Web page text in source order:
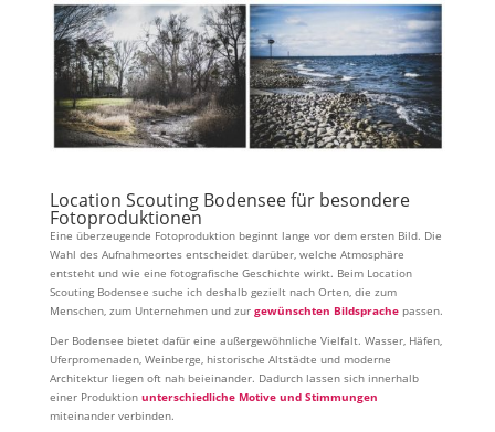
Location Scouting Bodensee für besondere
Fotoproduktionen
Eine überzeugende Fotoproduktion beginnt lange vor dem ersten Bild. Die
Wahl des Aufnahmeortes entscheidet darüber, welche Atmosphäre
entsteht und wie eine fotografische Geschichte wirkt. Beim Location
Scouting Bodensee suche ich deshalb gezielt nach Orten, die zum
Menschen, zum Unternehmen und zur gewünschten Bildsprachepassen.
Der Bodensee bietet dafür eine außergewöhnliche Vielfalt. Wasser, Häfen,
Uferpromenaden, Weinberge, historische Altstädte und moderne
Architektur liegen oft nah beieinander. Dadurch lassen sich innerhalb
einer Produktion unterschiedliche Motive und Stimmungen
miteinander verbinden.